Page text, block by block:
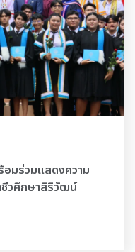
อมร่วมแสดงความ
ชีวศึกษาสิริวัฒน์